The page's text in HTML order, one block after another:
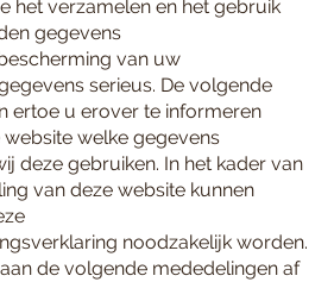
het verzamelen en het gebruik
gegevens
van uw
serieus. De volgende
ertoe u erover te informeren
welke gegevens
deze gebruiken. In het kader van
van deze website kunnen
noodzakelijk worden.
de volgende mededelingen af